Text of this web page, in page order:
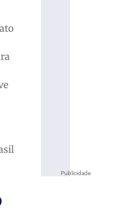
Publicidade